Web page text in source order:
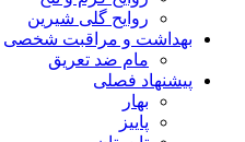
روایح گلی شیرین
بهداشت و مراقبت شخصی
مام ضد تعریق
پیشنهاد فصلی
بهار
پاییز